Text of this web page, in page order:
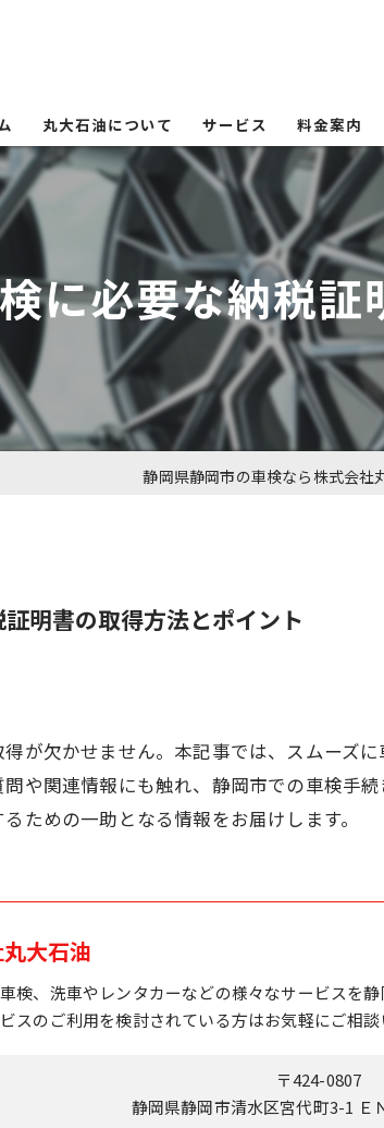
丸大石油について サービス 料金案内
に必要な納税
静岡県静岡市の車検なら株式会社
明書の取得方法とポイント
が欠かせません。本記事では、スムーズ
や関連情報にも触れ、静岡市での車検手
ための一助となる情報をお届けします。
大石油
検、洗車やレンタカーなどの様々なサービスを
スのご利用を検討されている方はお気軽にご相談
〒424-0807
静岡県静岡市清水区宮代町3-1 Ｅ